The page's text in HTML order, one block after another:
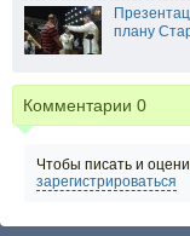
плану
Комментарии 0
Чтобы писать и
зарегистрироваться